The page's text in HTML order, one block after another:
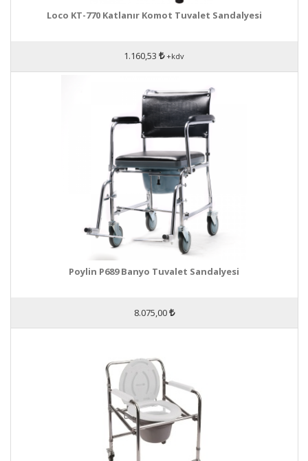
Loco KT-770 Katlanır Komot Tuvalet Sandalyesi
1.160,53 +kdv
Poylin P689 Banyo Tuvalet Sandalyesi
8.075,00